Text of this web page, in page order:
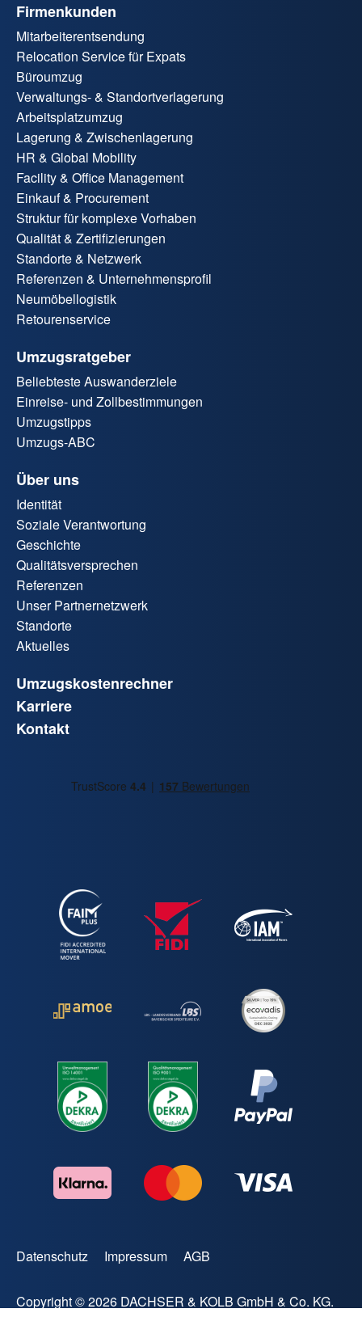
Firmenkunden
Mitarbeiterentsendung
Relocation Service für Expats
Büroumzug
Verwaltungs- & Standortverlagerung
Arbeitsplatzumzug
Lagerung & Zwischenlagerung
HR & Global Mobility
Facility & Office Management
Einkauf & Procurement
Struktur für komplexe Vorhaben
Qualität & Zertifizierungen
Standorte & Netzwerk
Referenzen & Unternehmensprofil
Neumöbellogistik
Retourenservice
Umzugsratgeber
Beliebteste Auswanderziele
Einreise- und Zollbestimmungen
Umzugstipps
Umzugs-ABC
Über uns
Identität
Soziale Verantwortung
Geschichte
Qualitätsversprechen
Referenzen
Unser Partnernetzwerk
Standorte
Aktuelles
Umzugskostenrechner
Karriere
Kontakt
Datenschutz Impressum AGB
Copyright © 2026 DACHSER & KOLB GmbH & Co. KG.
All rights reserved.